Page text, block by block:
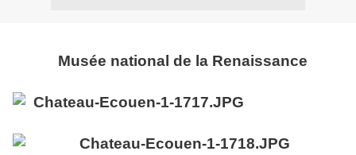
Musée national de la Renaissance